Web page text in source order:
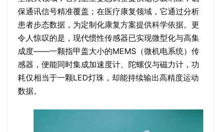
保通讯信号精准覆盖；在医疗康复领域，它通过分析
患者步态数据，为定制化康复方案提供科学依据。更
令人惊叹的是，现代惯性传感器已实现微型化与高集
成度——一颗指甲盖大小的MEMS（微机电系统）传
感器，便能同时集成加速度计、陀螺仪与磁力计，功
耗仅相当于一颗LED灯珠，却能持续输出高精度运动
数据。